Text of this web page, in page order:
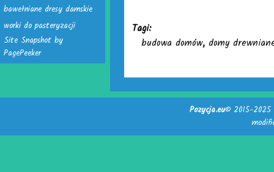
bawełniane dresy damskie
worki do pasteryzacji
Site Snapshot by
PagePeeker
Tagi:
budowa domów, domy
Pozycja.eu© 2015-